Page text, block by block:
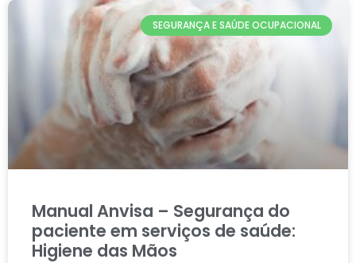
SEGURANÇA E SAÚDE OCUPACIONAL
Manual Anvisa – Segurança do
paciente em serviços de saúde:
Higiene das Mãos